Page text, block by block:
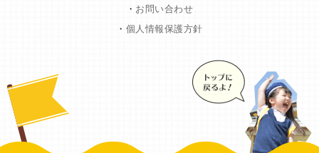
・ お問い合わせ
・ 個人情報保護方針